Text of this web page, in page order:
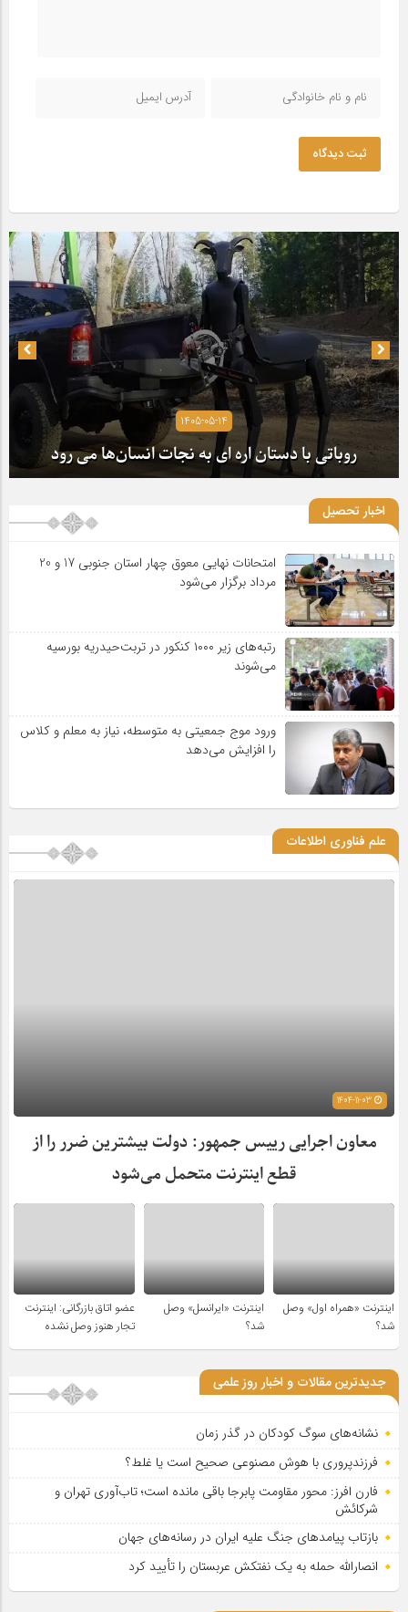
ثبت دیدگاه
1405-05-14
روباتی با دستان اره ای به نجات انسان‌ها می رود
اخبار تحصیل
امتحانات نهایی معوق چهار استان جنوبی 17 و 20
مرداد برگزار می‌شود
رتبه‌های زیر ۱۰۰۰ کنکور در تربت‌حیدریه بورسیه
می‌شوند
ورود موج جمعیتی به متوسطه، نیاز به معلم و کلاس
را افزایش می‌دهد
علم فناوری اطلاعات
معاون اجرایی رییس جمهور: دولت بیشترین ضرر را از
قطع اینترنت متحمل می‌شود
اینترنت «همراه اول» وصل
شد؟
اینترنت «ایرانسل» وصل
شد؟
عضو اتاق بازرگانی: اینترنت
تجار هنوز وصل نشده
جدیدترین مقالات و اخبار روز علمی
نشانه‌های سوگ کودکان در گذر زمان
فرزندپروری با هوش مصنوعی صحیح است یا غلط؟
فارن افرز: محور مقاومت پابرجا باقی مانده است؛ تاب‌آوری تهران و
شرکائش
بازتاب پیامدهای جنگ علیه ایران در رسانه‌های جهان
انصارالله حمله به یک نفتکش عربستان را تأیید کرد